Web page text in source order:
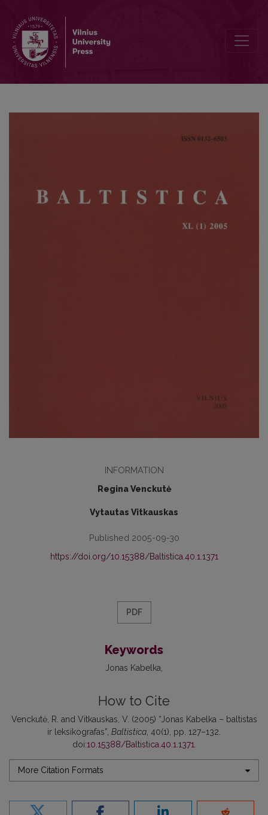
INFORMATION
Regina Venckutė
Vytautas Vitkauskas
Published 2005-09-30
https://doi.org/10.15388/Baltistica.40.1.1371
PDF
Keywords
Jonas Kabelka
How to Cite
Venckutė, R. and Vitkauskas, V. (2005) “Jonas Kabelka – baltistas
ir leksikografas”, Baltistica, 40(1), pp. 127–132.
doi:10.15388/Baltistica.40.1.1371.
More Citation Formats